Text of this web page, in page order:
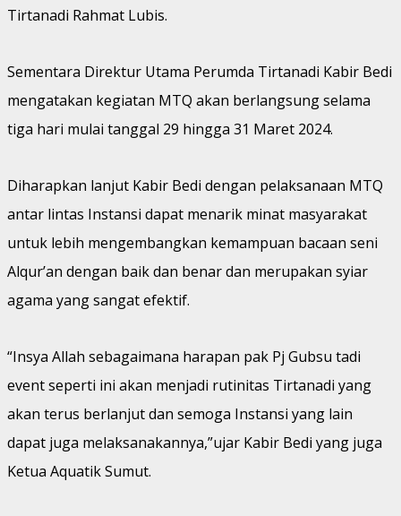
Tirtanadi Rahmat Lubis.
Sementara Direktur Utama Perumda Tirtanadi Kabir Bedi
mengatakan kegiatan MTQ akan berlangsung selama
tiga hari mulai tanggal 29 hingga 31 Maret 2024.
Diharapkan lanjut Kabir Bedi dengan pelaksanaan MTQ
antar lintas Instansi dapat menarik minat masyarakat
untuk lebih mengembangkan kemampuan bacaan seni
Alqur’an dengan baik dan benar dan merupakan syiar
agama yang sangat efektif.
“Insya Allah sebagaimana harapan pak Pj Gubsu tadi
event seperti ini akan menjadi rutinitas Tirtanadi yang
akan terus berlanjut dan semoga Instansi yang lain
dapat juga melaksanakannya,”ujar Kabir Bedi yang juga
Ketua Aquatik Sumut.